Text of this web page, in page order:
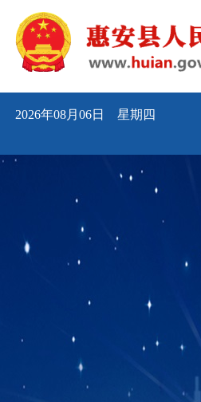
2026年08月06日 星期四